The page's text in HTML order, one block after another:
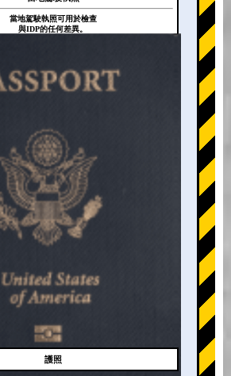
+
當地駕駛執照可用於檢查
與IDP的任何差異。
護照